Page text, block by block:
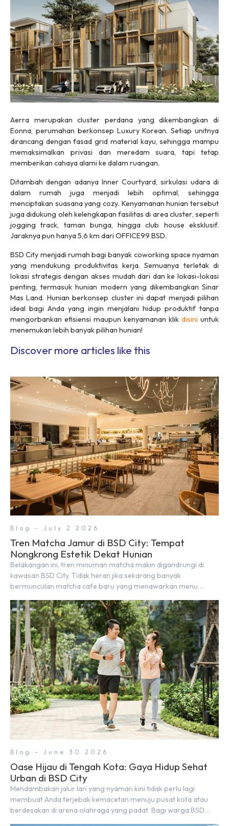
Aerra merupakanclusterperdana yang dikembangkan di
Eonna, perumahan berkonsep Luxury Korean. Setiap unitnya
dirancang dengan fasadgrid material kayu, sehingga mampu
memaksimalkan privasi dan meredam suara, tapi tetap
memberikan cahaya alami ke dalam ruangan.
Ditambah dengan adanya Inner Courtyard, sirkulasi udara di
dalam rumah juga menjadi lebih optimal, sehingga
menciptakan suasana yang cozy. Kenyamanan hunian tersebut
juga didukung oleh kelengkapan fasilitas di areacluster, seperti
jogging track, taman bunga, hinggaclub houseeksklusif.
Jaraknya pun hanya 5,6 km dari OFFICE99 BSD.
BSD City menjadi rumah bagi banyak coworking space nyaman
yang mendukung produktivitas kerja. Semuanya terletak di
lokasi strategis dengan akses mudah dari dan ke lokasi-lokasi
penting, termasuk hunian modern yang dikembangkan Sinar
Mas Land. Hunian berkonsep cluster ini dapat menjadi pilihan
ideal bagi Anda yang ingin menjalani hidup produktif tanpa
mengorbankan efisiensi maupun kenyamanan klik disini untuk
menemukan lebih banyak pilihan hunian!
Discover more articles like this
Blog - July 2 2026
Tren Matcha Jamur di BSD City: Tempat
Nongkrong Estetik Dekat Hunian
Belakangan ini, tren minuman matcha makin digandrungi di
kawasan BSD City. Tidak heran jika sekarang banyak
bermunculan matcha cafe baru yang menawarkan menu
nyaman, baik untuk produktif bekerja (WFC) maupun sekadar
bersantai bersama orang terdekat. Kabar baiknya, deretan
kafe hits ini tersebar di lokasi-lokasi strategis yang sangat […]
Blog - June 30 2026
Oase Hijau di Tengah Kota: Gaya Hidup Sehat
Urban di BSD City
Mendambakan jalur lari yang nyaman kini tidak perlu lagi
membuat Anda terjebak kemacetan menuju pusat kota atau
berdesakan di arena olahraga yang padat. Bagi warga BSD